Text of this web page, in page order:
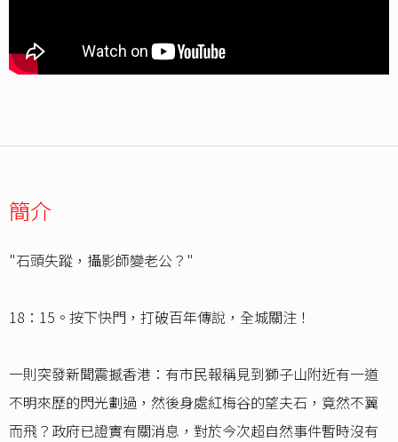
簡介
"石頭失蹤，攝影師變老公？"
18：15。按下快門，打破百年傳說，全城關注！
一則突發新聞震撼香港：有市民報稱見到獅子山附近有一道
不明來歷的閃光劃過，然後身處紅梅谷的望夫石，竟然不翼
而飛？政府已證實有關消息，對於今次超自然事件暫時沒有